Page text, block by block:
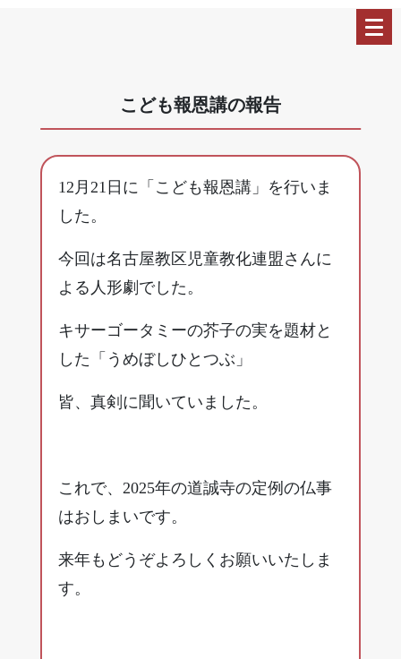
こども報恩講の報告
12月21日に「こども報恩講」を行いま
した。
今回は名古屋教区児童教化連盟さんに
よる人形劇でした。
キサーゴータミーの芥子の実を題材と
した「うめぼしひとつぶ」
皆、真剣に聞いていました。
これで、2025年の道誠寺の定例の仏事
はおしまいです。
来年もどうぞよろしくお願いいたしま
す。